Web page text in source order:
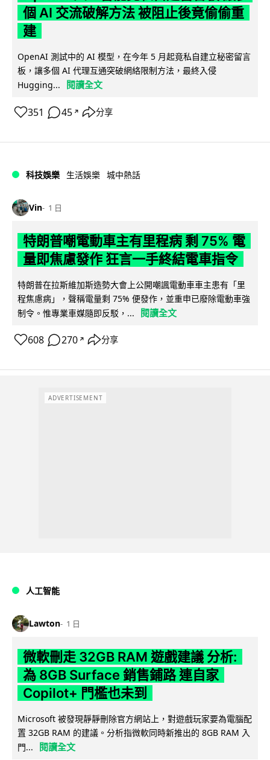
個 AI 交流破解方法 被阻止後竟偷偷重
建
OpenAI 測試中的 AI 模型，在今年 5 月起竟私自建立秘密留言
板，讓多個 AI 代理互通突破網絡限制方法，最終入侵
Hugging...
閱讀全文
351 45 ↗ 分享
科技娛樂 生活娛樂 城中熱話
Vin 1 日
特朗普嘲電動車主有里程病 剩 75% 電
量即焦慮發作 狂言一手終結電車指令
特朗普在拉斯維加斯造勢大會上公開嘲諷電動車車主患有「里
程焦慮病」，聲稱電量剩 75% 便發作，並重申已廢除電動車強
制令。惟專業車媒隨即反駁，...
閱讀全文
608 270 ↗ 分享
ADVERTISEMENT
人工智能
Lawton 1 日
微軟刪走 32GB RAM 遊戲建議 分析:
為 8GB Surface 銷售鋪路 連自家
Copilot+ 門檻也未到
Microsoft 被發現靜靜刪除官方網站上，對遊戲玩家要為電腦配
置 32GB RAM 的建議。分析指微軟同時新推出的 8GB RAM 入
門...
閱讀全文